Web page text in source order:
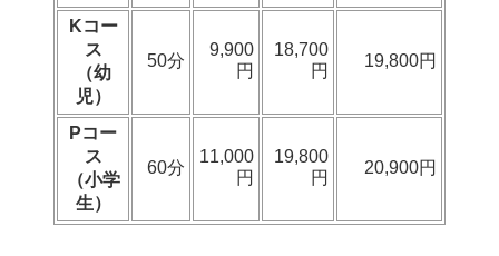
Kコー
ス
（幼
児）
50分
9,900
円
18,700
円
19,800円
Pコー
ス
（小学
生）
60分
11,000
円
19,800
円
20,900円